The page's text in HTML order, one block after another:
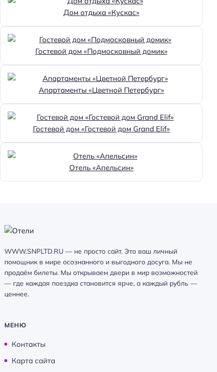
Дом отдыха «Кускас»
Гостевой дом «Подмосковный домик»
Апартаменты «Цветной Петербург»
Гостевой дом «Гостевой дом Grand Elif»
Отель «Апельсин»
WWW.SNPLTD.RU — не просто сайт. Это ваш личный
помощник в мире осознанного и выгодного досуга. Мы не
продаём билеты. Мы открываем двери в мир возможностей
— где каждая поездка становится ярче, а каждый рубль —
ценнее.
МЕНЮ
Контакты
Карта сайта